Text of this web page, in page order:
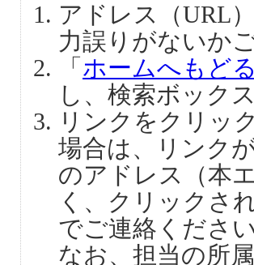
アドレス（URL
力誤りがないか
「 ホームへもどる
し、検索ボック
リンクをクリッ
場合は、リンク
のアドレス（本
く、クリックさ
でご連絡くださ
なお、担当の所属